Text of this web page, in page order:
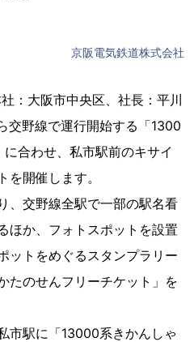
京阪電気鉄道株式会社
：大阪市中央区、社長：平川
交野線で運行開始する「1300
合わせ、私市駅前のキサイ
開催します。
、交野線全駅で一部の駅名看
ほか、フォトスポットを設置
ットをめぐるスタンプラリー
たのせんフリーチケット」を
市駅に「13000系きかんしゃ